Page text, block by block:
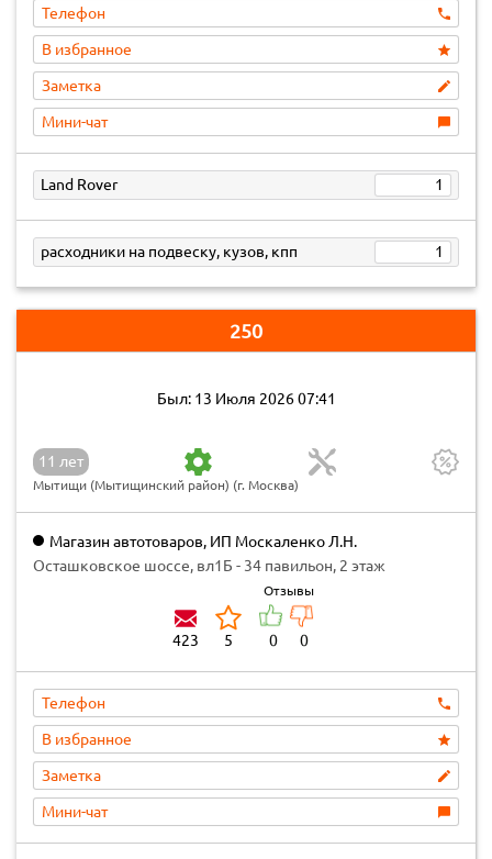
Телефон
В избранное
Заметка
Мини-чат
Land Rover 1
расходники на подвеску, кузов, кпп 1
250
Был: 13 Июля 2026 07:41
11 лет
Мытищи (Мытищинский район) (г. Москва)
Магазин автотоваров, ИП Москаленко Л.Н.
Осташковское шоссе, вл1Б - 34 павильон, 2 этаж
423 5
Отзывы
0 0
Телефон
В избранное
Заметка
Мини-чат